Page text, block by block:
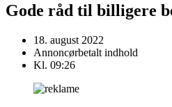
Gode råd til billigere
18. august 2022
Annoncørbetalt indhold
Kl. 09:26